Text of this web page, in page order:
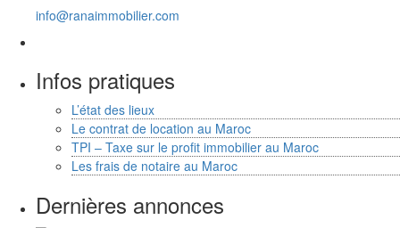
info@ranaimmobilier.com
Infos pratiques
L’état des lieux
Le contrat de location au Maroc
TPI – Taxe sur le profit immobilier au Maroc
Les frais de notaire au Maroc
Dernières annonces